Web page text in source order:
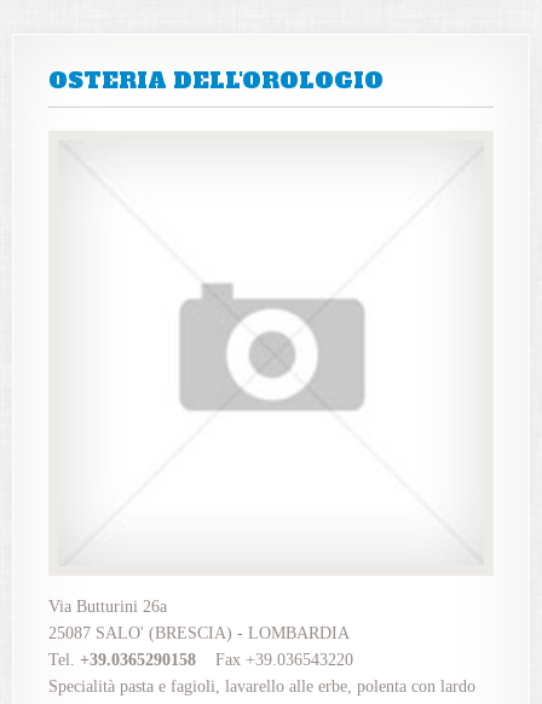
OSTERIA DELL'OROLOGIO
Via Butturini 26a
25087 SALO' (BRESCIA) - LOMBARDIA
Tel. +39.0365290158 Fax +39.036543220
Specialità pasta e fagioli, lavarello alle erbe, polenta con lardo